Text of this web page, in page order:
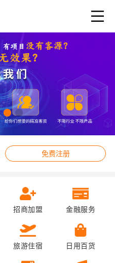
免费注册
招商加盟 金融服务
旅游住宿 日用百货